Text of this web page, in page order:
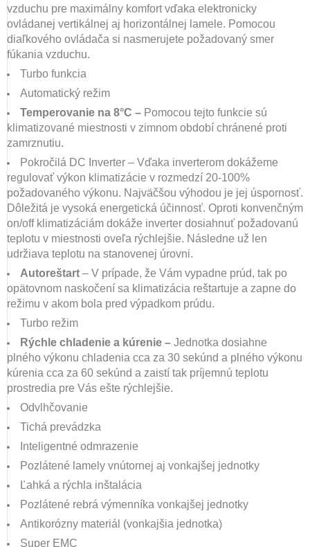
vzduchu pre maximálny komfort vďaka elektronicky
ovládanej vertikálnej aj horizontálnej lamele. Pomocou
diaľkového ovládača si nasmerujete požadovaný smer
fúkania vzduchu.
Turbo funkcia
Automatický režim
Temperovanie na 8°C – Pomocou tejto funkcie sú
klimatizované miestnosti v zimnom období chránené proti
zamrznutiu.
Pokročilá DC Inverter – Vďaka inverterom dokážeme
regulovať výkon klimatizácie v rozmedzí 20-100%
požadovaného výkonu. Najväčšou výhodou je jej úspornosť.
Dôležitá je vysoká energetická účinnosť. Oproti konvenčným
on/off klimatizáciám dokáže inverter dosiahnuť požadovanú
teplotu v miestnosti oveľa rýchlejšie. Následne už len
udržiava teplotu na stanovenej úrovni.
Autoreštart – V prípade, že Vám vypadne prúd, tak po
opätovnom naskočení sa klimatizácia reštartuje a zapne do
režimu v akom bola pred výpadkom prúdu.
Turbo režim
Rýchle chladenie a kúrenie – Jednotka dosiahne
plného výkonu chladenia cca za 30 sekúnd a plného výkonu
kúrenia cca za 60 sekúnd a zaistí tak príjemnú teplotu
prostredia pre Vás ešte rýchlejšie.
Odvlhčovanie
Tichá prevádzka
Inteligentné odmrazenie
Pozlátené lamely vnútornej aj vonkajšej jednotky
Ľahká a rýchla inštalácia
Pozlátené rebrá výmenníka vonkajšej jednotky
Antikorózny materiál (vonkajšia jednotka)
Super EMC